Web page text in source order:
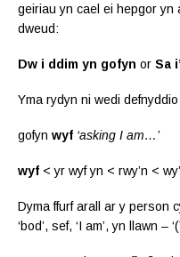
geiriau yn cael ei hepgor yn
dweud:
Dw i ddim yn gofyn or Sa
Yma rydyn ni wedi defnyddio
gofyn wyf ‘asking I am…’
wyf < yr wyf yn < rwy’n <
Dyma ffurf arall ar y person
‘bod’, sef, ‘I am’, yn llawn –